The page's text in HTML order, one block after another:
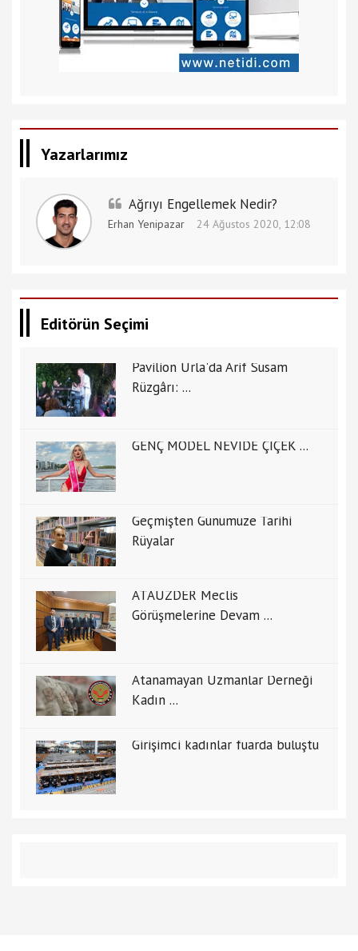
Yazarlarımız
Ağrıyı Engellemek Nedir?
Erhan Yenipazar 24 Ağustos 2020, 12:08
Editörün Seçimi
Pavilion Urla'da Arif Susam
Rüzgârı: ...
GENÇ MODEL NEVİDE ÇİÇEK ...
Geçmişten Günümüze Tarihi
Rüyalar
ATAUZDER Meclis
Görüşmelerine Devam ...
Atanamayan Uzmanlar Derneği
Kadın ...
Girişimci kadınlar fuarda buluştu